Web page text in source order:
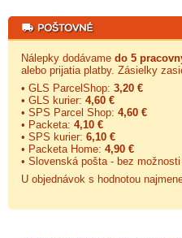
Nálepky dodávame do 5
alebo prijatia platby. Zásielky
• GLS ParcelShop: 3,20 €
• GLS kurier: 4,60 €
• SPS Parcel Shop: 4,60 €
• Packeta: 4,10 €
• SPS kurier: 6,10 €
• Packeta Home: 4,90 €
• Slovenská pošta - bez
U objednávok s hodnotou